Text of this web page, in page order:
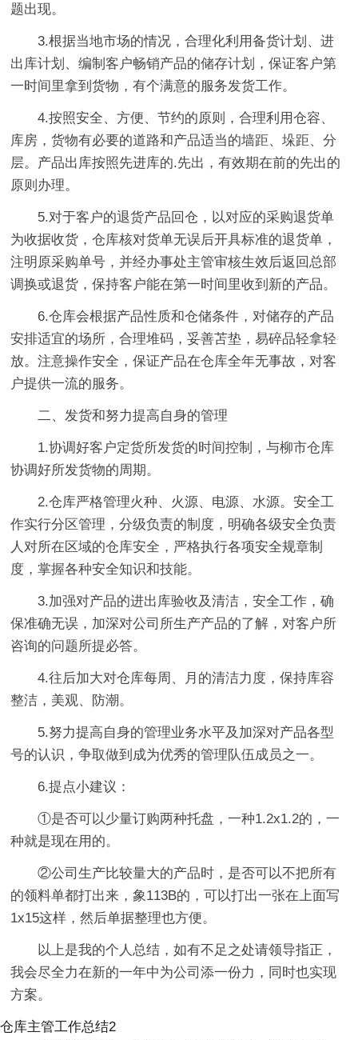
题出现。
3.根据当地市场的情况，合理化利用备货计划、进
出库计划、编制客户畅销产品的储存计划，保证客户第
一时间里拿到货物，有个满意的服务发货工作。
4.按照安全、方便、节约的原则，合理利用仓容、
库房，货物有必要的道路和产品适当的墙距、垛距、分
层。产品出库按照先进库的.先出，有效期在前的先出的
原则办理。
5.对于客户的退货产品回仓，以对应的采购退货单
为收据收货，仓库核对货单无误后开具标准的退货单，
注明原采购单号，并经办事处主管审核生效后返回总部
调换或退货，保持客户能在第一时间里收到新的产品。
6.仓库会根据产品性质和仓储条件，对储存的产品
安排适宜的场所，合理堆码，妥善苫垫，易碎品轻拿轻
放。注意操作安全，保证产品在仓库全年无事故，对客
户提供一流的服务。
二、发货和努力提高自身的管理
1.协调好客户定货所发货的时间控制，与柳市仓库
协调好所发货物的周期。
2.仓库严格管理火种、火源、电源、水源。安全工
作实行分区管理，分级负责的制度，明确各级安全负责
人对所在区域的仓库安全，严格执行各项安全规章制
度，掌握各种安全知识和技能。
3.加强对产品的进出库验收及清洁，安全工作，确
保准确无误，加深对公司所生产产品的了解，对客户所
咨询的问题所提必答。
4.往后加大对仓库每周、月的清洁力度，保持库容
整洁，美观、防潮。
5.努力提高自身的管理业务水平及加深对产品各型
号的认识，争取做到成为优秀的管理队伍成员之一。
6.提点小建议：
①是否可以少量订购两种托盘，一种1.2x1.2的，一
种就是现在用的。
②公司生产比较量大的产品时，是否可以不把所有
的领料单都打出来，象113B的，可以打出一张在上面写
1x15这样，然后单据整理也方便。
以上是我的个人总结，如有不足之处请领导指正，
我会尽全力在新的一年中为公司添一份力，同时也实现
方案。
仓库主管工作总结2